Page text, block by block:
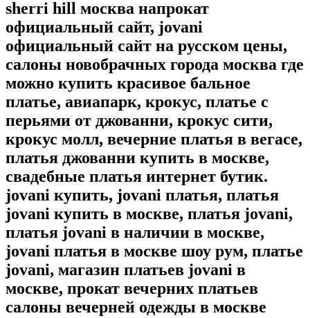
sherri hill москва напрокат
официальный сайт, jovani
официальный сайт на русском цены,
салоны новобрачных города москва где
можно купить красивое бальное
платье, авиапарк, крокус, платье с
перьями от джованни, крокус сити,
крокус молл, вечерние платья в вегасе,
платья джованни купить в москве,
свадебные платья интернет бутик.
jovani купить, jovani платья, платья
jovani купить в москве, платья jovani,
платья jovani в наличии в москве,
jovani платья в москве шоу рум, платье
jovani, магазин платьев jovani в
москве, прокат вечерних платьев
салоны вечерней одежды в москве